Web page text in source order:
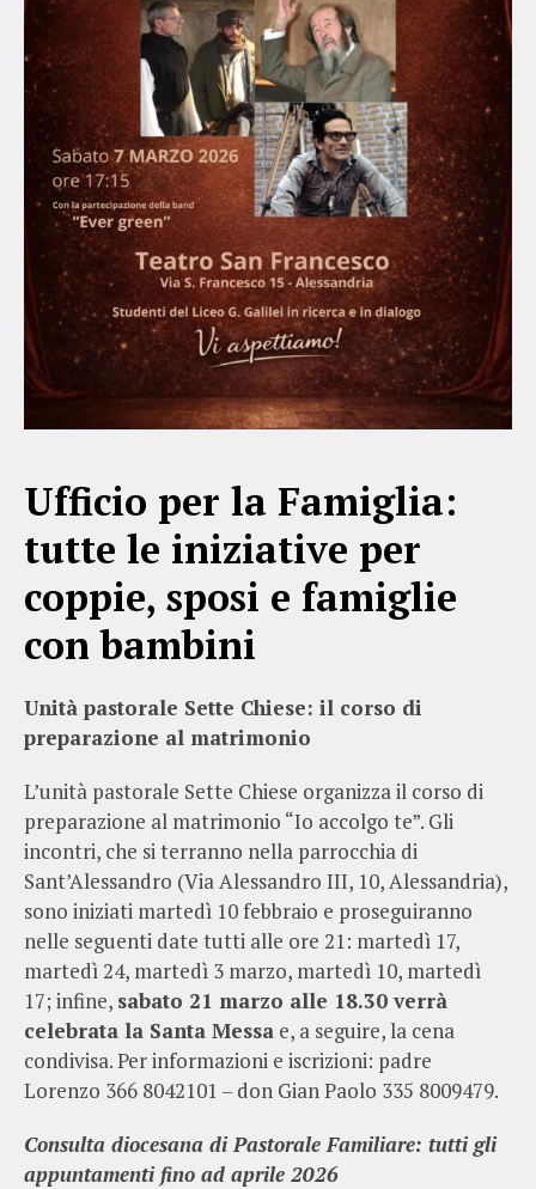
Ufficio per la Famiglia:
tutte le iniziative per
coppie, sposi e famiglie
con bambini
Unità pastorale Sette Chiese: il corso di
preparazione al matrimonio
L’unità pastorale Sette Chiese organizza il corso di
preparazione al matrimonio “Io accolgo te”. Gli
incontri, che si terranno nella parrocchia di
Sant’Alessandro (Via Alessandro III, 10, Alessandria),
sono iniziati martedì 10 febbraio e proseguiranno
nelle seguenti date tutti alle ore 21: martedì 17,
martedì 24, martedì 3 marzo, martedì 10, martedì
17; infine, sabato 21 marzo alle 18.30 verrà
celebrata la Santa Messa e, a seguire, la cena
condivisa. Per informazioni e iscrizioni: padre
Lorenzo 366 8042101 – don Gian Paolo 335 8009479.
Consulta diocesana di Pastorale Familiare: tutti gli
appuntamenti fino ad aprile 2026